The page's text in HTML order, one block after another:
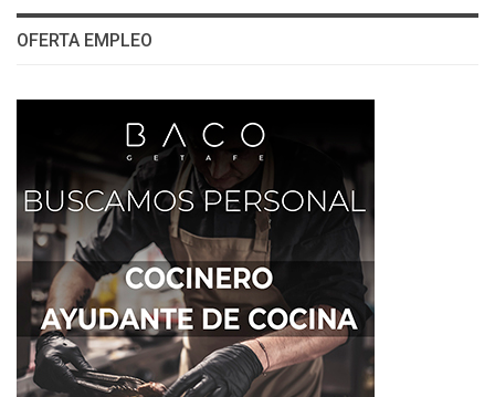
OFERTA EMPLEO